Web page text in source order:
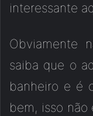
interessante
Obviamente
saiba que o
banheiro e é
bem, isso